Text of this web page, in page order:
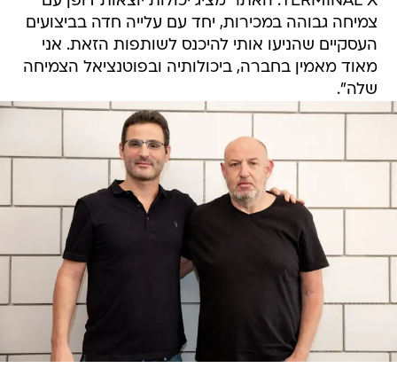
צמיחה גבוהה במכירות, יחד עם עלייה חדה בביצועים
העסקיים שהניעו אותי להיכנס לשותפות הזאת. אני
מאוד מאמין בחברה, ביכולותיה ובפוטנציאל הצמיחה
שלה".